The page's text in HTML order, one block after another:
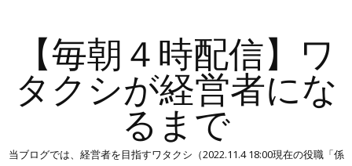
【毎朝４時配信】ワ
タクシが経営者にな
るまで
当ブログでは、経営者を目指すワタクシ（2022.11.4 18:00現在の役職「係